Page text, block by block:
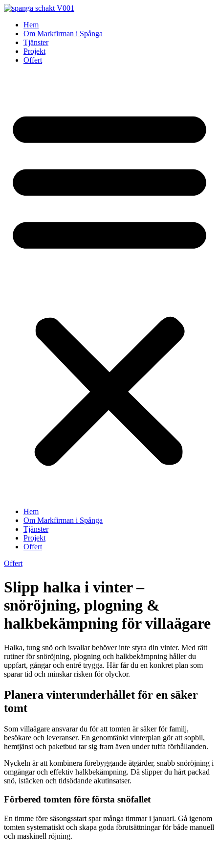
Skip
contentHem
Om Markfirman i Spånga
Tjänster
Projekt
Offert
Hem
Om Markfirman i Spånga
Tjänster
Projekt
Offert
Offert
Slipp halka i vinter –
snöröjning, plogning &
halkbekämpning för villaägare
Halka, tung snö och isvallar behöver inte styra din vinter. Med rätt
rutiner för snöröjning, plogning och halkbekämpning håller du
uppfart, gångar och entré trygga. Här får du en konkret plan som
sparar tid och minskar risken för olyckor.
Planera vinterunderhållet för en säker
tomt
Som villaägare ansvarar du för att tomten är säker för familj,
besökare och leveranser. En genomtänkt vinterplan gör att sopbil,
hemtjänst och paketbud tar sig fram även under tuffa förhållanden.
Nyckeln är att kombinera förebyggande åtgärder, snabb snöröjning i
omgångar och effektiv halkbekämpning. Då slipper du hårt packad
snö, istäcken och tidsödande akutinsatser.
Förbered tomten före första snöfallet
En timme före säsongsstart spar många timmar i januari. Gå igenom
tomten systematiskt och skapa goda förutsättningar för både manuell
och maskinell röjning.